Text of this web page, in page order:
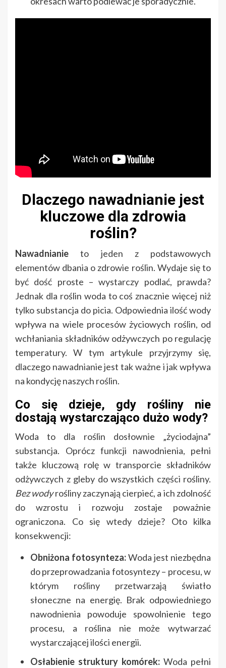
Dlaczego nawadnianie jest
kluczowe dla zdrowia
roślin?
Nawadnianie to jeden z podstawowych
elementów dbania o zdrowie roślin. Wydaje się to
być dość proste – wystarczy podlać, prawda?
Jednak dla roślin woda to coś znacznie więcej niż
tylko substancja do picia. Odpowiednia ilość wody
wpływa na wiele procesów życiowych roślin, od
wchłaniania składników odżywczych po regulację
temperatury. W tym artykule przyjrzymy się,
dlaczego nawadnianie jest tak ważne i jak wpływa
na kondycję naszych roślin.
Co się dzieje, gdy rośliny nie
dostają wystarczająco dużo wody?
Woda to dla roślin dosłownie „życiodajna”
substancja. Oprócz funkcji nawodnienia, pełni
także kluczową rolę w transporcie składników
odżywczych z gleby do wszystkich części rośliny.
Bez wodyrośliny zaczynają cierpieć, a ich zdolność
do wzrostu i rozwoju zostaje poważnie
ograniczona. Co się wtedy dzieje? Oto kilka
konsekwencji:
Obniżona fotosynteza:Woda jest niezbędna
do przeprowadzania fotosyntezy – procesu, w
którym rośliny przetwarzają światło
słoneczne na energię. Brak odpowiedniego
nawodnienia powoduje spowolnienie tego
procesu, a roślina nie może wytwarzać
wystarczającej ilości energii.
Osłabienie struktury komórek: Woda pełni